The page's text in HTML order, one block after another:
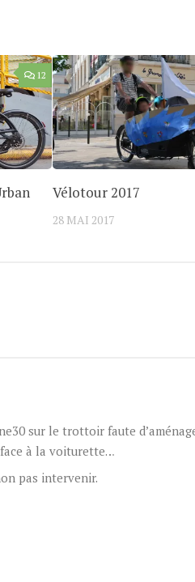
12
Vélotour 2017
28 MAI 2017
sur le trottoir faute
face à la voiturette…
pas intervenir.